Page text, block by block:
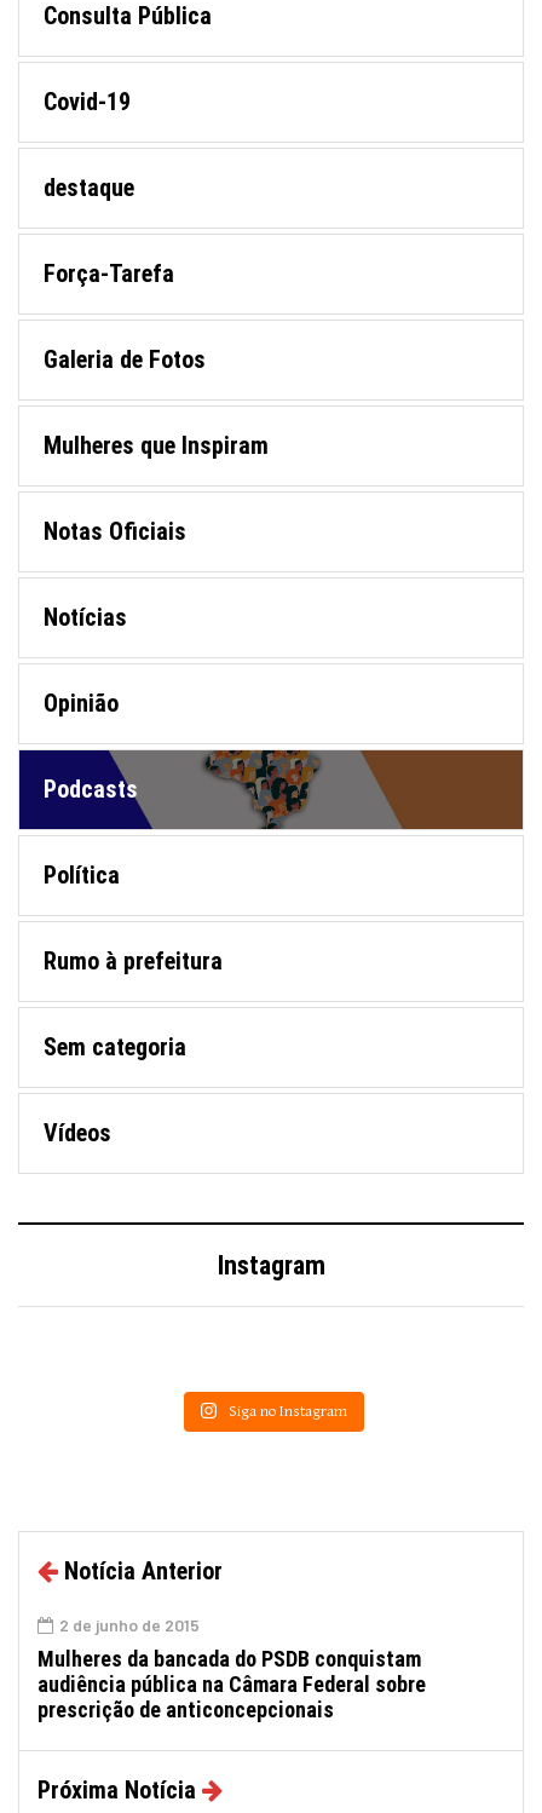
Consulta Pública
Covid-19
destaque
Força-Tarefa
Galeria de Fotos
Mulheres que Inspiram
Notas Oficiais
Notícias
Opinião
Podcasts
Política
Rumo à prefeitura
Sem categoria
Vídeos
Instagram
Siga no Instagram
Notícia Anterior
2 de junho de 2015
Mulheres da bancada do PSDB conquistam
audiência pública na Câmara Federal sobre
prescrição de anticoncepcionais
Próxima Notícia